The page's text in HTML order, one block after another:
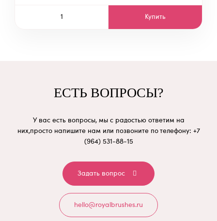
Купить
ЕСТЬ ВОПРОСЫ?
У вас есть вопросы, мы с радостью ответим на
них,просто напишите нам или позвоните по телефону: +7
(964) 531-88-15
Задать вопрос
hello@royalbrushes.ru